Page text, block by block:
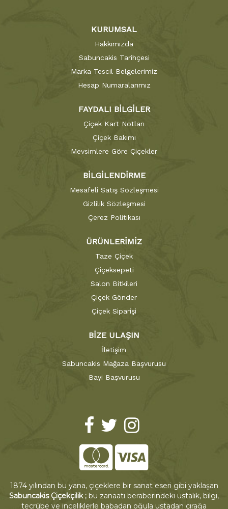
KURUMSAL
Hakkımızda
Sabuncakis Tarihçesi
Marka Tescil Belgelerimiz
Hesap Numaralarımız
FAYDALI BİLGİLER
Çiçek Kart Notları
Çiçek Bakımı
Mevsimlere Göre Çiçekler
BİLGİLENDİRME
Mesafeli Satış Sözleşmesi
Gizlilik Sözleşmesi
Çerez Politikası
ÜRÜNLERİMİZ
Taze Çiçek
Çiçeksepeti
Salon Bitkileri
Çiçek Gönder
Çiçek Siparişi
BİZE ULAŞIN
İletişim
Sabuncakis Mağaza Başvurusu
Bayi Başvurusu
1874 yılından bu yana, çiçeklere bir sanat eseri gibi yaklaşan
Sabuncakis Çiçekçilik ; bu zanaatı beraberindeki ustalık, bilgi,
tecrübe ve inceliklerle babadan oğula ustadan çırağa